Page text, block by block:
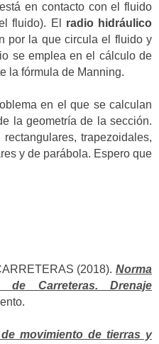
en contacto con el fluido
fluido). El radio hidráulico
por la que circula el fluido y
se emplea en el cálculo de
la fórmula de Manning.
en el que se calculan
la geometría de la sección.
trapezoidales,
y de parábola. Espero que
(2018). Norma
Carreteras. Drenaje
movimiento de tierras y